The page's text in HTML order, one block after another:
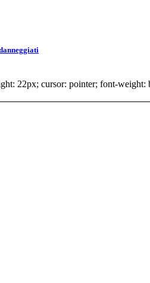
22px; cursor: pointer; font-